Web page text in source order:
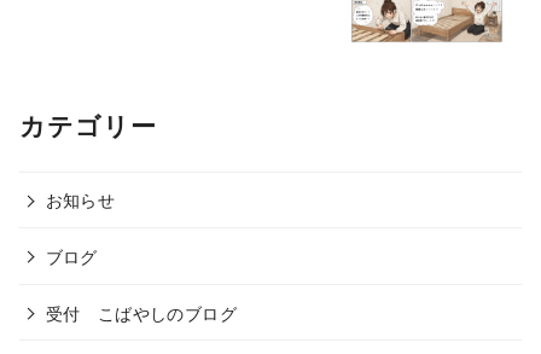
カテゴリー
お知らせ
ブログ
受付 こばやしのブログ